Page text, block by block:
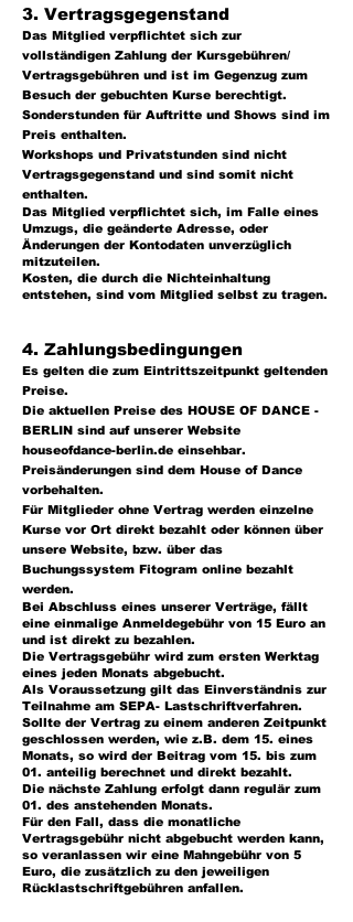
3. Vertragsgegenstand
Das Mitglied verpflichtet sich zur
vollständigen Zahlung der Kursgebühren/
Vertragsgebühren und ist im Gegenzug zum
Besuch der gebuchten Kurse berechtigt.
Sonderstunden für Auftritte und Shows sind im
Preis enthalten.
Workshops und Privatstunden sind nicht
Vertragsgegenstand und sind somit nicht
enthalten.
Das Mitglied verpflichtet sich, im Falle eines
Umzugs, die geänderte Adresse, oder
Änderungen der Kontodaten unverzüglich
mitzuteilen.
Kosten, die durch die Nichteinhaltung
entstehen, sind vom Mitglied selbst zu tragen.
4. Zahlungsbedingungen
Es gelten die zum Eintrittszeitpunkt geltenden
Preise.
Die aktuellen Preise des HOUSE OF DANCE -
BERLIN sind auf unserer Website
houseofdance-berlin.de einsehbar.
Preisänderungen sind dem House of Dance
vorbehalten.
Für Mitglieder ohne Vertrag werden einzelne
Kurse vor Ort direkt bezahlt oder können über
unsere Website, bzw. über das
Buchungssystem Fitogram online bezahlt
werden.
Bei Abschluss eines unserer Verträge, fällt
eine einmalige Anmeldegebühr von 15 Euro an
und ist direkt zu bezahlen.
Die Vertragsgebühr wird zum ersten Werktag
eines jeden Monats abgebucht.
Als Voraussetzung gilt das Einverständnis zur
Teilnahme am SEPA- Lastschriftverfahren.
Sollte der Vertrag zu einem anderen Zeitpunkt
geschlossen werden, wie z.B. dem 15. eines
Monats, so wird der Beitrag vom 15. bis zum
01. anteilig berechnet und direkt bezahlt.
Die nächste Zahlung erfolgt dann regulär zum
01. des anstehenden Monats.
Für den Fall, dass die monatliche
Vertragsgebühr nicht abgebucht werden kann,
so veranlassen wir eine Mahngebühr von 5
Euro, die zusätzlich zu den jeweiligen
Rücklastschriftgebühren anfallen.